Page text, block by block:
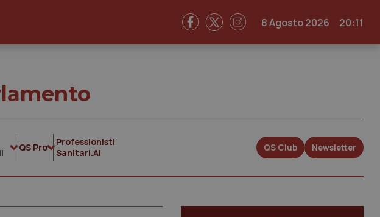
8 Agosto 2026 20:11
QS Pro
Professionisti
Sanitari.AI
QS Club Newsletter